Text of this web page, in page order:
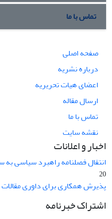
تماس با ما
صفحه اصلی
درباره نشریه
اعضای هیات تحریریه
ارسال مقاله
تماس با ما
نقشه سایت
اخبار و اعلانات
انتقال فصلنامه راهبرد سیاسی
20
پذیرش همکاری برای داوری
اشتراک خبرنامه